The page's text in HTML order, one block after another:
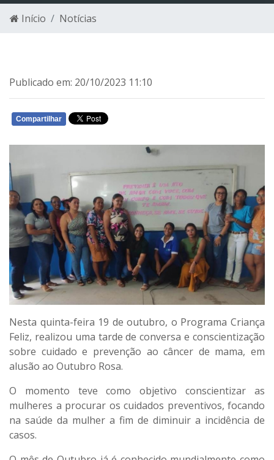
Início Notícias
Publicado em: 20/10/2023 11:10
Compartilhar
Nesta quinta-feira 19 de outubro, o Programa Criança
Feliz, realizou uma tarde de conversa e conscientização
sobre cuidado e prevenção ao câncer de mama, em
alusão ao Outubro Rosa.
O momento teve como objetivo conscientizar as
mulheres a procurar os cuidados preventivos, focando
na saúde da mulher a fim de diminuir a incidência de
casos.